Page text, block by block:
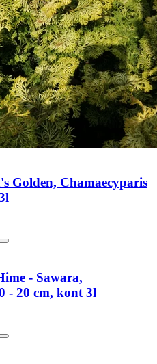
Golden, Chamaecyparis
- Sawara,
- 20 cm, kont 3l